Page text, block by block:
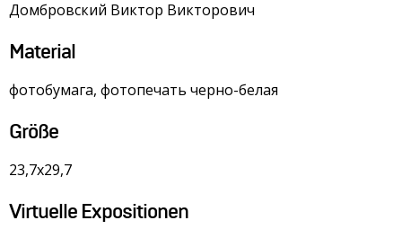
Домбровский Виктор Викторович
Material
фотобумага, фотопечать черно-белая
Größe
23,7х29,7
Virtuelle Expositionen